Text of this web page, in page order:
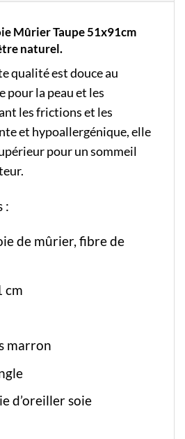
Mûrier Taupe 51x91cm
naturel.
qualité est douce au
pour la peau et les
les frictions et les
et hypoallergénique, elle
pour un sommeil
:
de mûrier, fibre de
cm
marron
d’oreiller soie